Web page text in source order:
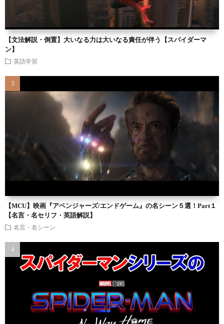
【文法解説・倒置】大いなる力は大いなる責任が伴う【スパイダーマ
ン】
英語学習
【MCU】映画『アベンジャーズ/エンドゲーム』の名シーン５選！Part１
【名言・名セリフ・英語解説】
名言・名シーン